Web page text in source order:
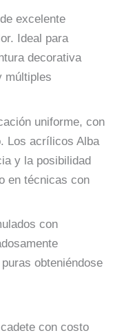
excelente
Ideal para
decorativa
múltiples
uniforme, con
Los acrílicos Alba
y la posibilidad
en técnicas con
con
obteniéndose
con costo